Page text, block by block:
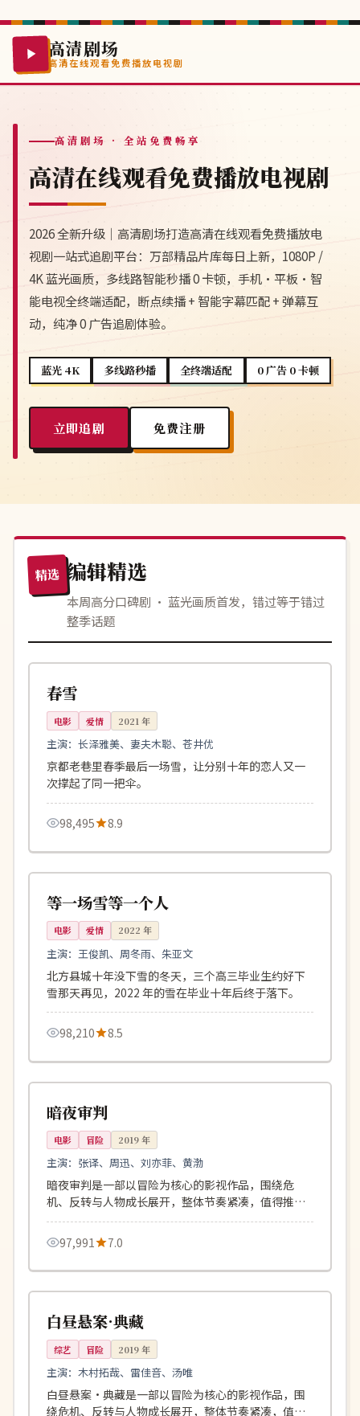
高清剧场
高清在线观看免费播放电视剧
高清剧场 · 全站免费畅享
高清在线观看免费播放电视剧
2026 全新升级｜高清剧场打造高清在线观看免费播放电
视剧一站式追剧平台：万部精品片库每日上新，1080P /
4K 蓝光画质，多线路智能秒播 0 卡顿，手机·平板·智
能电视全终端适配，断点续播 + 智能字幕匹配 + 弹幕互
动，纯净 0 广告追剧体验。
蓝光 4K 多线路秒播 全终端适配 0 广告 0 卡顿
立即追剧 免费注册
精选 编辑精选
本周高分口碑剧 · 蓝光画质首发，错过等于错过
整季话题
日本
高分 127分钟
春雪
电影 爱情 2021 年
主演：长泽雅美、妻夫木聪、苍井优
京都老巷里春季最后一场雪，让分别十年的恋人又一
次撑起了同一把伞。
98,495 8.9
中国
热播 108分钟
等一场雪等一个人
电影 爱情 2022 年
主演：王俊凯、周冬雨、朱亚文
北方县城十年没下雪的冬天，三个高三毕业生约好下
雪那天再见，2022 年的雪在毕业十年后终于落下。
98,210 8.5
日本
完结 109分钟
暗夜审判
电影 冒险 2019年
主演： 张译、周迅、刘亦菲、黄渤
暗夜审判是一部以冒险为核心的影视作品，围绕危
机、反转与人物成长展开，整体节奏紧凑，值得推荐
观看。
97,991
7.0
中国
独播 103分钟
白昼悬案·典藏
综艺 冒险 2019年
主演：木村拓哉、雷佳音、汤唯
白昼悬案·典藏是一部以冒险为核心的影视作品，围
绕危机、反转与人物成长展开，整体节奏紧凑，值得